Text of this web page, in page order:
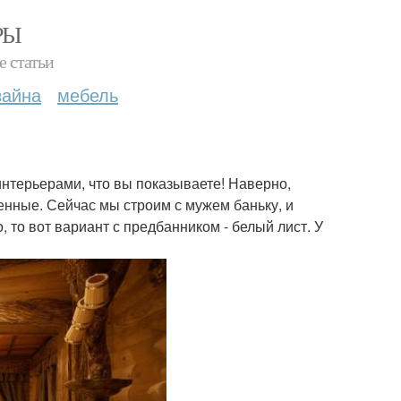
статьи
мебель
что вы показываете! Наверно,
Сейчас мы строим с мужем баньку, и
вот вариант с предбанником - белый лист. У